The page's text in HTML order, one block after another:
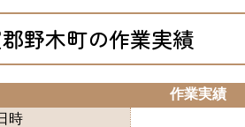
野木町の作業実績
作業実績
時